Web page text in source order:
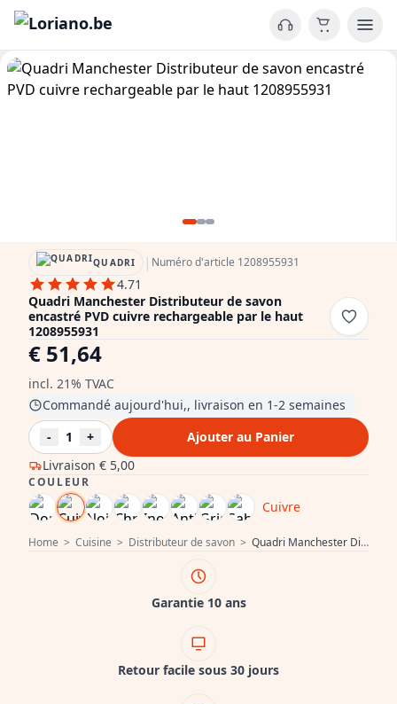
Home > Cuisine > Distributeur de savon > Quadri Manchester Distributeur de savon encastré PVD cuivre rechargeable par le haut 1208955931
QUADRI | Numéro d'article 1208955931
4.71
Quadri Manchester Distributeur de savon
encastré PVD cuivre rechargeable par le haut
1208955931
€ 51,64
incl. 21% TVAC
Livraison € 5,00
Commandé aujourd'hui,, livraison en 1-2 semaines
-
1 + Ajouter au Panier
COULEUR
Cuivre
Garantie 10 ans
Retour facile sous 30 jours